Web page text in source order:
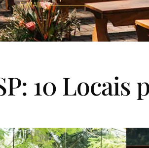
E-MAIL
10 Locais